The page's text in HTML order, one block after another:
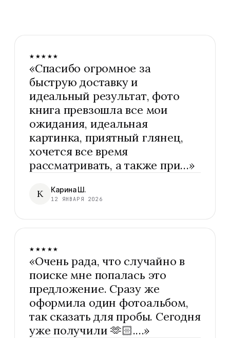
★★★★★
«Спасибо огромное за
быструю доставку и
идеальный результат, фото
книга превзошла все мои
ожидания, идеальная
картинка, приятный глянец,
хочется все время
рассматривать, а также при…»
К Карина Ш.
12 ЯНВАРЯ 2026
★★★★★
«Очень рада, что случайно в
поиске мне попалась это
предложение. Сразу же
оформила один фотоальбом,
так сказать для пробы. Сегодня
уже получили 🫶🏻.…»